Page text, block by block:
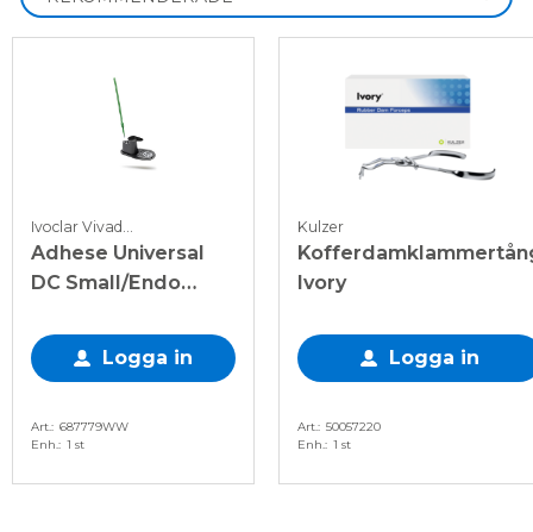
Ivoclar Vivadent
Adhese Universal
DC Small/Endo
Logga in
Art.
687779WW
Enh.
1 st
Kulzer
Ivory
Logga in
Art.
50057220
Enh.
1 st